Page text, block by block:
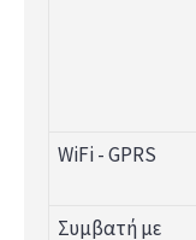
WiFi - GPRS
Συμβατή με